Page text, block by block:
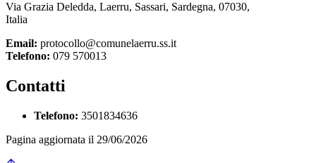
Via Grazia Deledda, Laerru, Sassari, Sardegna, 07030,
Italia
Email: protocollo@comunelaerru.ss.it
Telefono: 079 570013
Contatti
Telefono: 3501834636
Pagina aggiornata il 29/06/2026